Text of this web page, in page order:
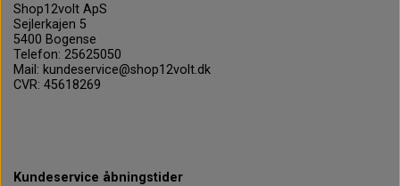
Shop12volt ApS
Sejlerkajen 5
5400 Bogense
Telefon: 25625050
Mail: kundeservice@shop12volt.dk
CVR: 45618269
Kundeservice åbningstider